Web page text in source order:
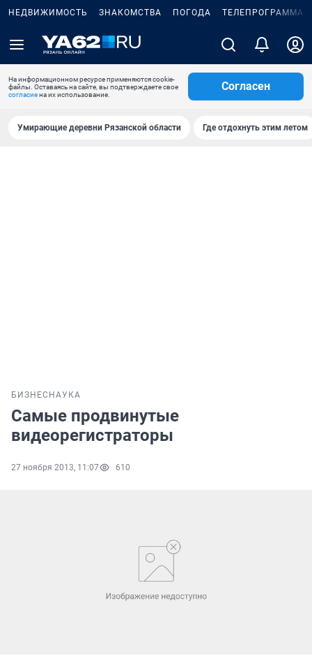
НЕДВИЖИМОСТЬ ЗНАКОМСТВА ПОГОДА ТЕЛЕПРОГРАММА
На информационном ресурсе применяются cookie-
файлы. Оставаясь на сайте, вы подтверждаете свое
согласиена их использование.
Согласен
Умирающие деревни Рязанской области Где отдохнуть этим летом
БИЗНЕС НАУКА
Самые продвинутые
видеорегистраторы
27 ноября 2013, 11:07 610